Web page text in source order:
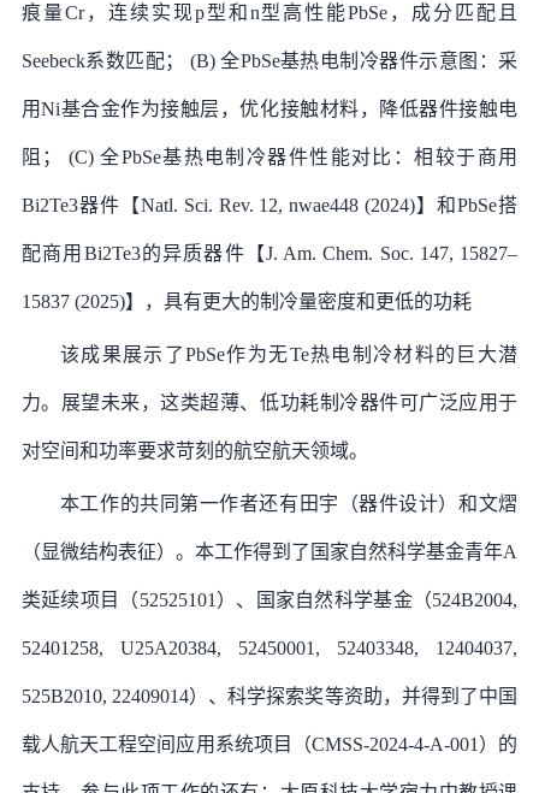
痕量Cr，连续实现p型和n型高性能PbSe，成分匹配且
Seebeck系数匹配； (B) 全PbSe基热电制冷器件示意图：采
用Ni基合金作为接触层，优化接触材料，降低器件接触电
阻； (C) 全PbSe基热电制冷器件性能对比：相较于商用
Bi2Te3器件【Natl. Sci. Rev. 12, nwae448 (2024)】和PbSe搭
配商用Bi2Te3的异质器件【J. Am. Chem. Soc. 147, 15827–
15837 (2025)】，具有更大的制冷量密度和更低的功耗
该成果展示了PbSe作为无Te热电制冷材料的巨大潜
力。展望未来，这类超薄、低功耗制冷器件可广泛应用于
对空间和功率要求苛刻的航空航天领域。
本工作的共同第一作者还有田宇（器件设计）和文熠
（显微结构表征）。本工作得到了国家自然科学基金青年A
类延续项目（52525101）、国家自然科学基金（524B2004,
52401258, U25A20384, 52450001, 52403348, 12404037,
525B2010, 22409014）、科学探索奖等资助，并得到了中国
载人航天工程空间应用系统项目（CMSS-2024-4-A-001）的